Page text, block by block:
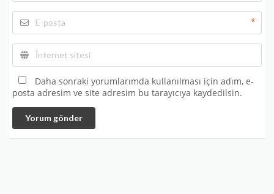
*
Daha sonraki yorumlarımda kullanılması için adım, e-
posta adresim ve site adresim bu tarayıcıya kaydedilsin.
Yorum gönder